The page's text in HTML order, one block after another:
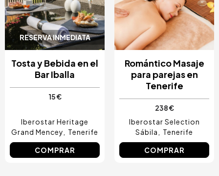
RESERVA INMEDIATA
Tosta y Bebida en el
Bar Iballa
15 €
Iberostar Heritage
Grand Mencey
Tenerife
COMPRAR
Romántico Masaje
para parejas en
Tenerife
238 €
Iberostar Selection
Sábila
Tenerife
COMPRAR